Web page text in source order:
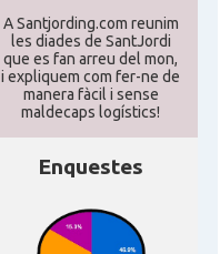
A Santjording.com reunim
les diades de SantJordi
que es fan arreu del mon,
i expliquem com fer-ne de
manera fàcil i sense
maldecaps logí­stics!
Enquestes